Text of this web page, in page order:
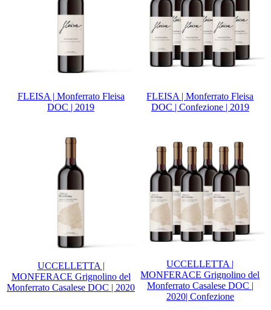
FLEISA | Monferrato Fleisa
DOC | 2019
FLEISA | Monferrato Fleisa
DOC | Confezione | 2019
UCCELLETTA |
MONFERACE Grignolino del
Monferrato Casalese DOC | 2020
UCCELLETTA |
MONFERACE Grignolino del
Monferrato Casalese DOC |
2020| Confezione